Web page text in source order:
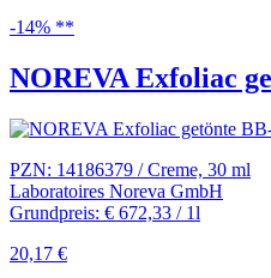
-14% **
NOREVA Exfoliac
PZN: 14186379 / Creme, 30 ml
Laboratoires Noreva GmbH
Grundpreis: € 672,33 / 1l
20,17 €